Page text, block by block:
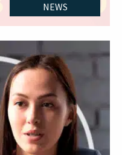
NEWS